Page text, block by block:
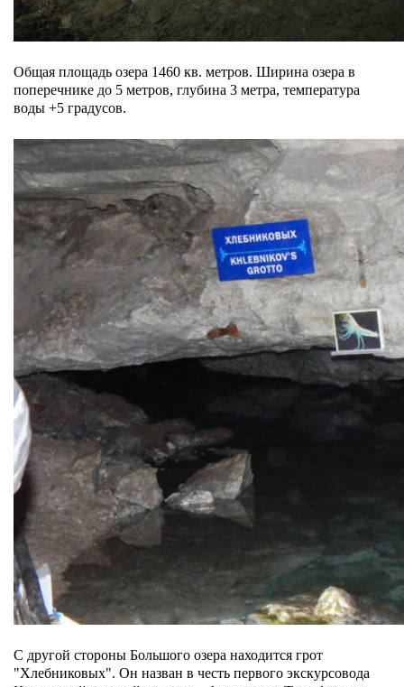
Общая площадь озера 1460 кв. метров. Ширина озера в
поперечнике до 5 метров, глубина 3 метра, температура
воды +5 градусов.
С другой стороны Большого озера находится грот
"Хлебниковых". Он назван в честь первого экскурсовода